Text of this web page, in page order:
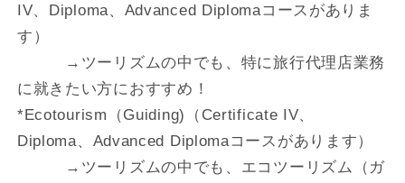
IV、Diploma、Advanced Diplomaコースがありま
す）
→ツーリズムの中でも、特に旅行代理店業務
に就きたい方におすすめ！
*Ecotourism（Guiding)（Certificate IV、
Diploma、Advanced Diplomaコースがあります）
→ツーリズムの中でも、エコツーリズム（ガ